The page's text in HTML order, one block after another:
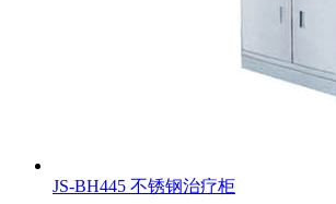
JS-BH445 不锈钢治疗柜